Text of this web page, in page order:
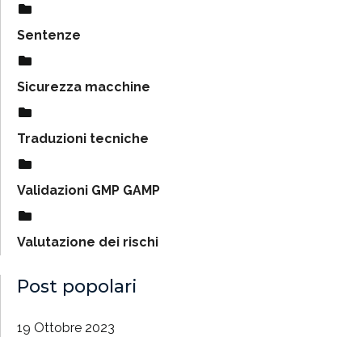
Sentenze
Sicurezza macchine
Traduzioni tecniche
Validazioni GMP GAMP
Valutazione dei rischi
Post popolari
19 Ottobre 2023